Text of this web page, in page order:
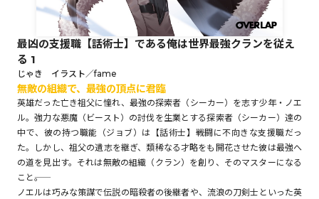
コミックガルド
最凶の支援職【話術士】である俺は世界最強クランを従え
る 1
じゃき イラスト／fame
無敵の組織で、最強の頂点に君臨
英雄だった亡き祖父に憧れ、最強の探索者（シーカー）を志す少年・ノエ
ル。強力な悪魔（ビースト）の討伐を生業とする探索者（シーカー）達の
中で、彼の持つ職能（ジョブ）は【話術士】――戦闘に不向きな支援職だっ
た。しかし、祖父の遺志を継ぎ、類稀なる才略をも開花させた彼は最強へ
の道を見出す。それは無敵の組織（クラン）を創り、そのマスターになる
こと――。
ノエルは巧みな策謀で伝説の暗殺者の後継者や、流浪の刀剣士といった英